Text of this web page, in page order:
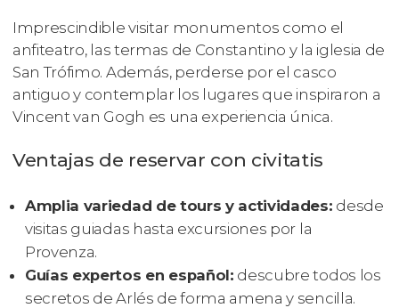
Imprescindible visitar monumentos como el
anfiteatro, las termas de Constantino y la iglesia de
San Trófimo. Además, perderse por el casco
antiguo y contemplar los lugares que inspiraron a
Vincent van Gogh es una experiencia única.
Ventajas de reservar con civitatis
Amplia variedad de tours y actividades: desde
visitas guiadas hasta excursiones por la
Provenza.
Guías expertos en español: descubre todos los
secretos de Arlés de forma amena y sencilla.